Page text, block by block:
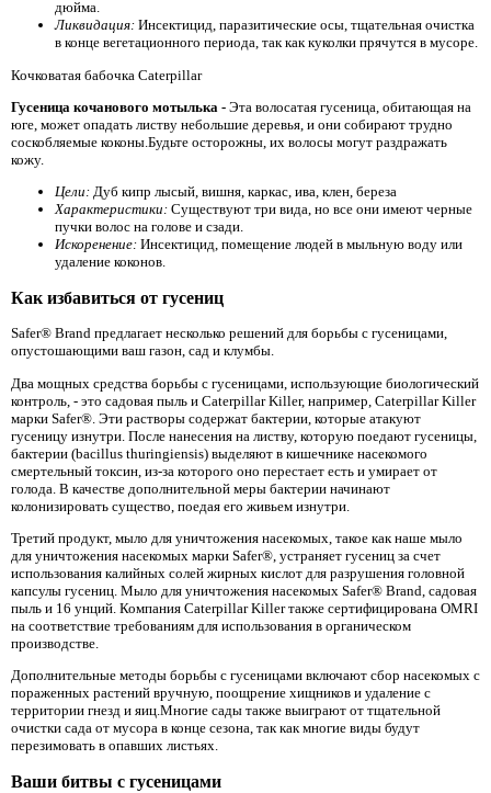
дюйма.
Ликвидация: Инсектицид, паразитические осы, тщательная очистка
в конце вегетационного периода, так как куколки прячутся в мусоре.
Кочковатая бабочка Caterpillar
Гусеница кочанового мотылька - Эта волосатая гусеница, обитающая на
юге, может опадать листву небольшие деревья, и они собирают трудно
соскобляемые коконы.Будьте осторожны, их волосы могут раздражать
кожу.
Цели: Дуб кипр лысый, вишня, каркас, ива, клен, береза ​​
Характеристики: Существуют три вида, но все они имеют черные
пучки волос на голове и сзади.
Искоренение: Инсектицид, помещение людей в мыльную воду или
удаление коконов.
Как избавиться от гусениц
Safer® Brand предлагает несколько решений для борьбы с гусеницами,
опустошающими ваш газон, сад и клумбы.
Два мощных средства борьбы с гусеницами, использующие биологический
контроль, - это садовая пыль и Caterpillar Killer, например, Caterpillar Killer
марки Safer®. Эти растворы содержат бактерии, которые атакуют
гусеницу изнутри. После нанесения на листву, которую поедают гусеницы,
бактерии (bacillus thuringiensis) выделяют в кишечнике насекомого
смертельный токсин, из-за которого оно перестает есть и умирает от
голода. В качестве дополнительной меры бактерии начинают
колонизировать существо, поедая его живьем изнутри.
Третий продукт, мыло для уничтожения насекомых, такое как наше мыло
для уничтожения насекомых марки Safer®, устраняет гусениц за счет
использования калийных солей жирных кислот для разрушения головной
капсулы гусениц. Мыло для уничтожения насекомых Safer® Brand, садовая
пыль и 16 унций. Компания Caterpillar Killer также сертифицирована OMRI
на соответствие требованиям для использования в органическом
производстве.
Дополнительные методы борьбы с гусеницами включают сбор насекомых с
пораженных растений вручную, поощрение хищников и удаление с
территории гнезд и яиц.Многие сады также выиграют от тщательной
очистки сада от мусора в конце сезона, так как многие виды будут
перезимовать в опавших листьях.
Ваши битвы с гусеницами